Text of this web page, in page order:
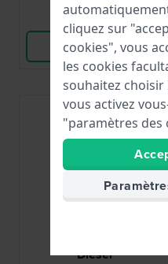
Comparer
Voir les produits
Diesel
cliquez sur
cookies", vous
les cookies
souhaitez choisir
vous activez
"paramètres des